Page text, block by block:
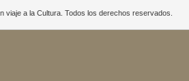
viaje a la Cultura. Todos los derechos reservados.